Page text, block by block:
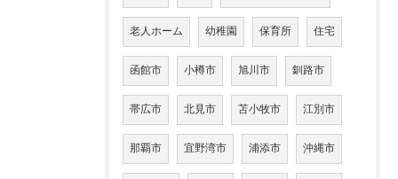
老人ホーム 幼稚園 保育所 住宅
函館市 小樽市 旭川市 釧路市
帯広市 北見市 苫小牧市 江別市
那覇市 宜野湾市 浦添市 沖縄市